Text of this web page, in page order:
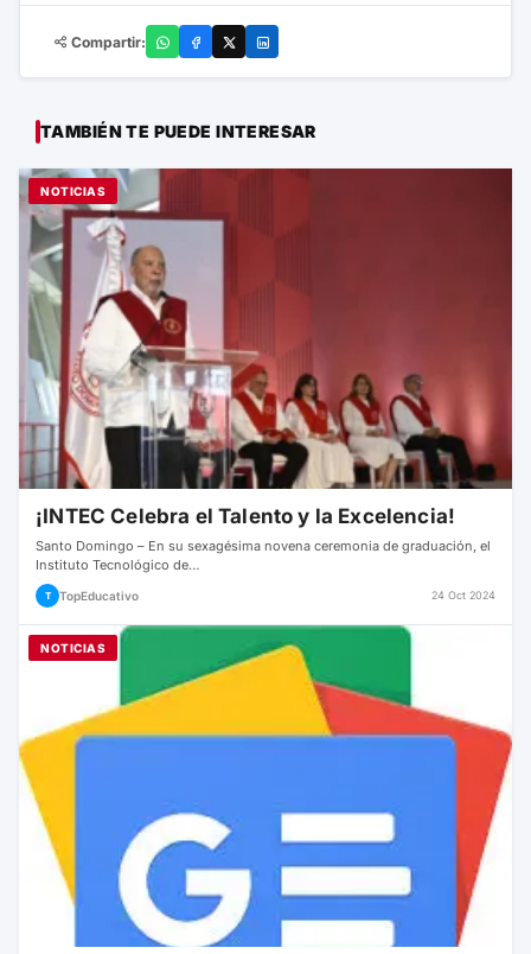
Compartir:
TAMBIÉN TE PUEDE INTERESAR
NOTICIAS
¡INTEC Celebra el Talento y la Excelencia!
Santo Domingo – En su sexagésima novena ceremonia de graduación, el
Instituto Tecnológico de…
T TopEducativo 24 Oct 2024
NOTICIAS